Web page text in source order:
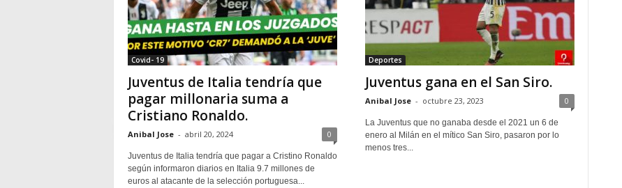
Covid- 19
Juventus de Italia tendría que
pagar millonaria suma a
Cristiano Ronaldo.
Anibal Jose - abril 20, 2024 0
Juventus de Italia tendría que pagar a Cristino Ronaldo
según informaron diarios en Italia 9.7 millones de
euros al atacante de la selección portuguesa...
Deportes
Juventus gana en el San Siro.
Anibal Jose - octubre 23, 2023 0
La Juventus que no ganaba desde el 2021 un 6 de
enero al Milán en el mítico San Siro, pasaron por lo
menos tres...